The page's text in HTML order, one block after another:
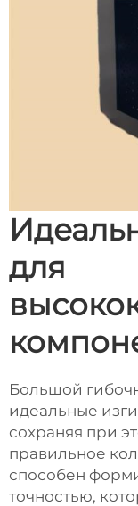
для
Большой
идеальные
сохраняя при
правильное
способен
точностью,